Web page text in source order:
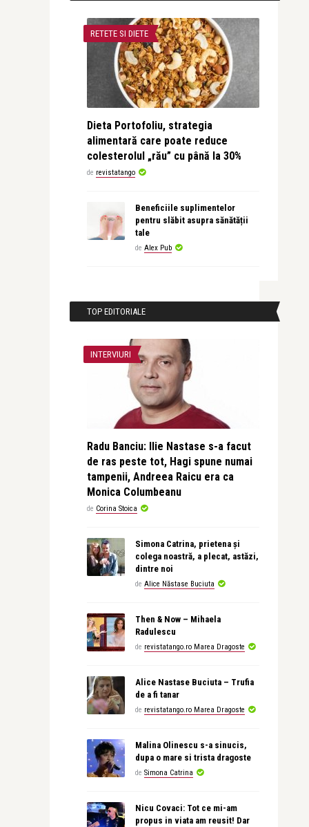
RETETE SI DIETE
Dieta Portofoliu, strategia
alimentară care poate reduce
colesterolul „rău” cu până la 30%
de revistatango
Beneficiile suplimentelor
pentru slăbit asupra sănătății
tale
de Alex Pub
TOP EDITORIALE
INTERVIURI
Radu Banciu: Ilie Nastase s-a facut
de ras peste tot, Hagi spune numai
tampenii, Andreea Raicu era ca
Monica Columbeanu
de Corina Stoica
Simona Catrina, prietena și
colega noastră, a plecat, astăzi,
dintre noi
de Alice Năstase Buciuta
Then & Now – Mihaela
Radulescu
de revistatango.ro Marea Dragoste
Alice Nastase Buciuta – Trufia
de a fi tanar
de revistatango.ro Marea Dragoste
Malina Olinescu s-a sinucis,
dupa o mare si trista dragoste
de Simona Catrina
Nicu Covaci: Tot ce mi-am
propus in viata am reusit! Dar